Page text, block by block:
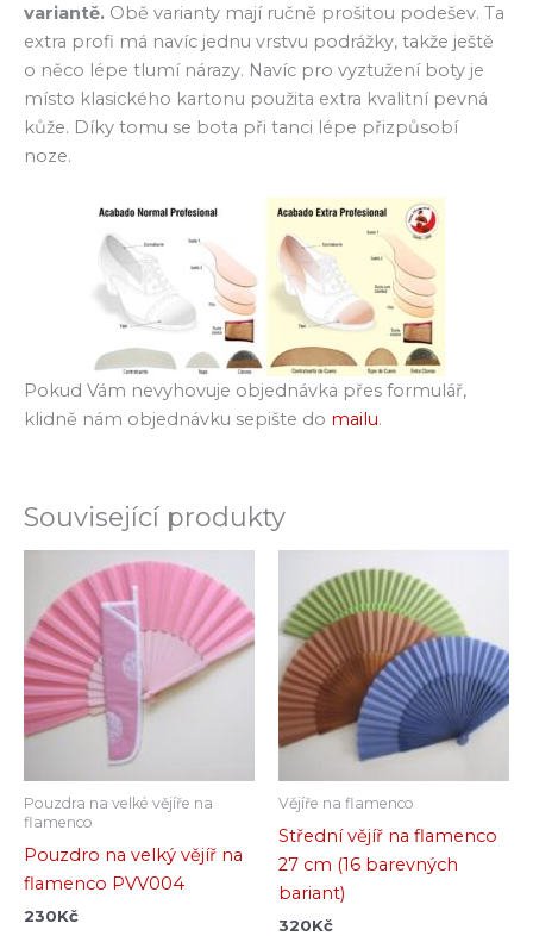
variantě. Obě varianty mají ručně prošitou podešev. Ta
extra profi má navíc jednu vrstvu podrážky, takže ještě
o něco lépe tlumí nárazy. Navíc pro vyztužení boty je
místo klasického kartonu použita extra kvalitní pevná
kůže. Díky tomu se bota při tanci lépe přizpůsobí
noze.
Pokud Vám nevyhovuje objednávka přes formulář,
klidně nám objednávku sepište do mailu.
Související produkty
Pouzdra na velké vějíře na
flamenco
Pouzdro na velký vějíř na
flamenco PVV004
230Kč
Vějíře na flamenco
Střední vějíř na flamenco
27 cm (16 barevných
bariant)
320Kč